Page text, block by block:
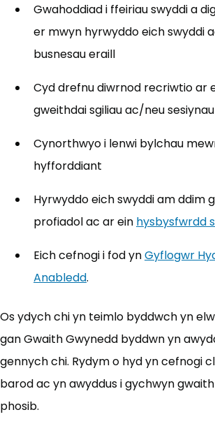
Gwahoddiad i ffeiriau swyddi a
er mwyn hyrwyddo eich swyddi
busnesau eraill
Cyd drefnu diwrnod recriwtio ar
gweithdai sgiliau ac/neu
Cynorthwyo i lenwi bylchau
hyfforddiant
Hyrwyddo eich swyddi am ddim
profiadol ac ar ein hysbysfwrdd
Eich cefnogi i fod ynGyflogwr
Anabledd.
Os ydych chi yn teimlo byddwch yn
gan Gwaith Gwynedd byddwn yn
gennych chi. Rydym o hyd yn cefnogi
barod ac yn awyddus i gychwyn
phosib.